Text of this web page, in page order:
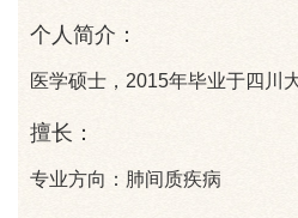
个人简介：
医学硕士，2015年毕业于四川
擅长：
专业方向：肺间质疾病